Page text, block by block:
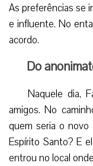
As preferências se
e influente. No
acordo.
Do
Naquele dia,
amigos. No
quem seria o novo
Espírito Santo? E
entrou no local